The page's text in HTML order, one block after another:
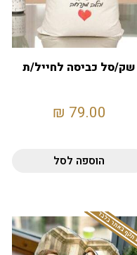
שק/סל כביסה לחייל/ת
79.00
₪
הוספה לסל
באתר בלבד